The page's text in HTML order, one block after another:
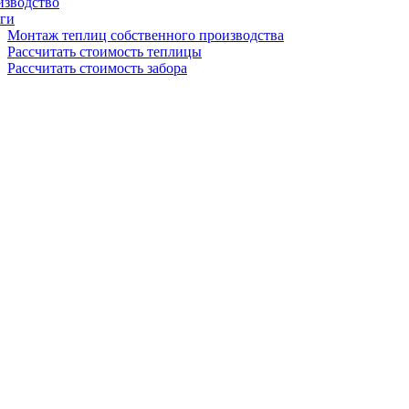
Монтаж теплиц собственного производства
Рассчитать стоимость теплицы
Рассчитать стоимость забора